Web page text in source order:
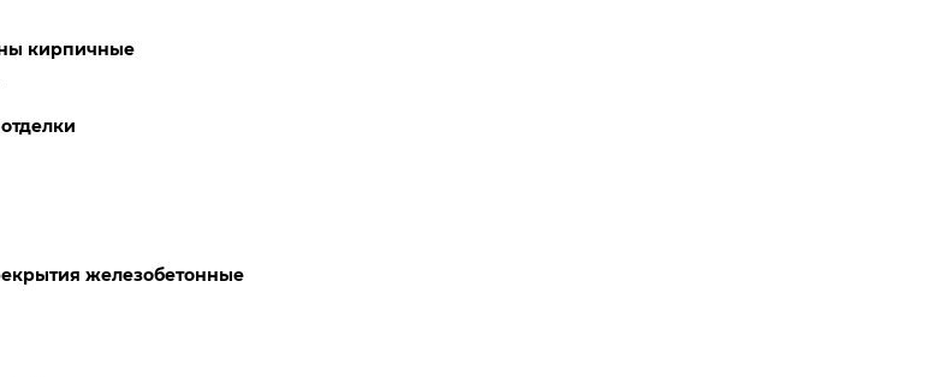
кирпичные
железобетонные